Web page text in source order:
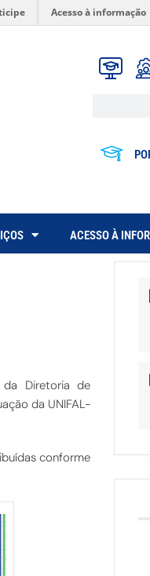
Acesso à informação
ACESSO À
Diretoria de
da UNIFAL-
conforme